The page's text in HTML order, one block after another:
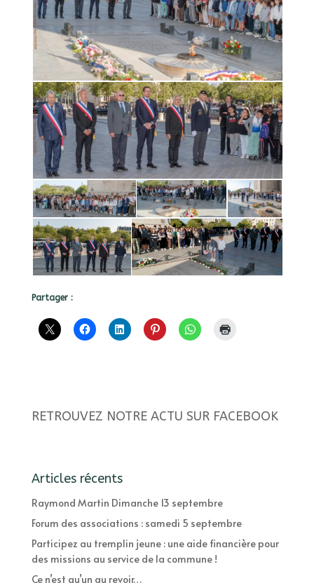
Partager :
RETROUVEZ NOTRE ACTU SUR FACEBOOK
Articles récents
Raymond Martin Dimanche 13 septembre
Forum des associations : samedi 5 septembre
Participez au tremplin jeune : une aide financière pour
des missions au service de la commune !
Ce n’est qu’un au revoir…